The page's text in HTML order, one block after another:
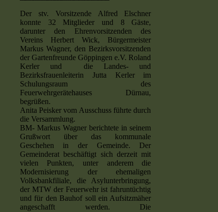
Der stv. Vorsitzende Alfred Elschner
konnte 32 Mitglieder und 8 Gäste,
darunter den Ehrenvorsitzenden des
Vereins Herbert Wick, Bürgermeister
Markus Wagner, den Bezirksvorsitzenden
der Gartenfreunde Göppingen e.V. Roland
Kerler und die Landes- und
Bezirksfrauenleiterin Jutta Kerler im
Schulungsraum des
Feuerwehrgerätehauses Dürnau,
begrüßen.
Anita Peisker vom Ausschuss führte durch
die Versammlung.
BM- Markus Wagner berichtete in seinem
Grußwort über das kommunale
Geschehen in der Gemeinde. Der
Gemeinderat beschäftigt sich derzeit mit
vielen Punkten, unter anderem die
Modernisierung der ehemaligen
Volksbankfiliale, die Asylunterbringung,
der MTW der Feuerwehr ist fahruntüchtig
und für den Bauhof soll ein Aufsitzmäher
angeschafft werden. Die